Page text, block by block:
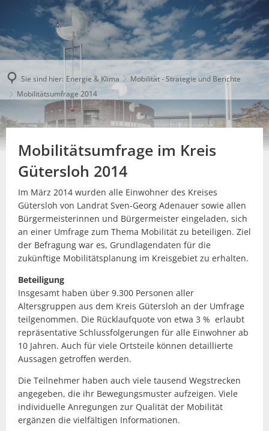
Sie sind hier: Energie & Klima
Mobilität - Strategie und Berichte
Mobilitätsumfrage 2014
Mobilitätsumfrage im Kreis
Gütersloh 2014
Im März 2014 wurden alle Einwohner des Kreises
Gütersloh von Landrat Sven-Georg Adenauer sowie allen
Bürgermeisterinnen und Bürgermeister eingeladen, sich
an einer Umfrage zum Thema Mobilität zu beteiligen. Ziel
der Befragung war es, Grundlagendaten für die
zukünftige Mobilitätsplanung im Kreisgebiet zu erhalten.
Beteiligung
Insgesamt haben über 9.300 Personen aller
Altersgruppen aus dem Kreis Gütersloh an der Umfrage
teilgenommen. Die Rücklaufquote von etwa 3 % erlaubt
repräsentative Schlussfolgerungen für alle Einwohner ab
10 Jahren. Auch für viele Ortsteile können detaillierte
Aussagen getroffen werden.
Die Teilnehmer haben auch viele tausend Wegstrecken
angegeben, die ihr Bewegungsmuster aufzeigen. Viele
individuelle Anregungen zur Qualität der Mobilität
ergänzen die vielfältigen Informationen.